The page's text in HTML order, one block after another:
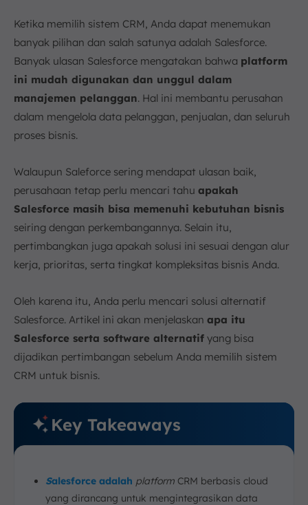
5. Software CRM ScaleOcean Sebagai Opsi Terbaik
a. Model Harga yang Fleksibel dengan Kapasitas
Unlimited Users
b. Integrasi Penuh Berbasis ERP dan Skalabilitas
Tanpa Batas
c. Konfigurasi Cepat dan Solusi Khusus Industri
d. Platform AI-Native untuk Efisiensi dan
e. Kehadiran dan Dukungan Lokal (HQ Indonesia)
6. Kesimpulan
FAQ:
Ketika memilih sistem CRM, Anda dapat menemukan
banyak pilihan dan salah satunya adalah Salesforce.
Banyak ulasan Salesforce mengatakan bahwa platform
ini mudah digunakan dan unggul dalam
manajemen pelanggan. Hal ini membantu perusahan
dalam mengelola data pelanggan, penjualan, dan seluruh
proses bisnis.
Walaupun Saleforce sering mendapat ulasan baik,
perusahaan tetap perlu mencari tahu apakah
Salesforce masih bisa memenuhi kebutuhan bisnis
seiring dengan perkembangannya. Selain itu,
pertimbangkan juga apakah solusi ini sesuai dengan alur
kerja, prioritas, serta tingkat kompleksitas bisnis Anda.
Oleh karena itu, Anda perlu mencari solusi alternatif
Salesforce. Artikel ini akan menjelaskan apa itu
Salesforce serta software alternatif yang bisa
dijadikan pertimbangan sebelum Anda memilih sistem
CRM untuk bisnis.
Key Takeaways
Salesforce adalah platform CRM berbasis cloud
yang dirancang untuk mengintegrasikan data